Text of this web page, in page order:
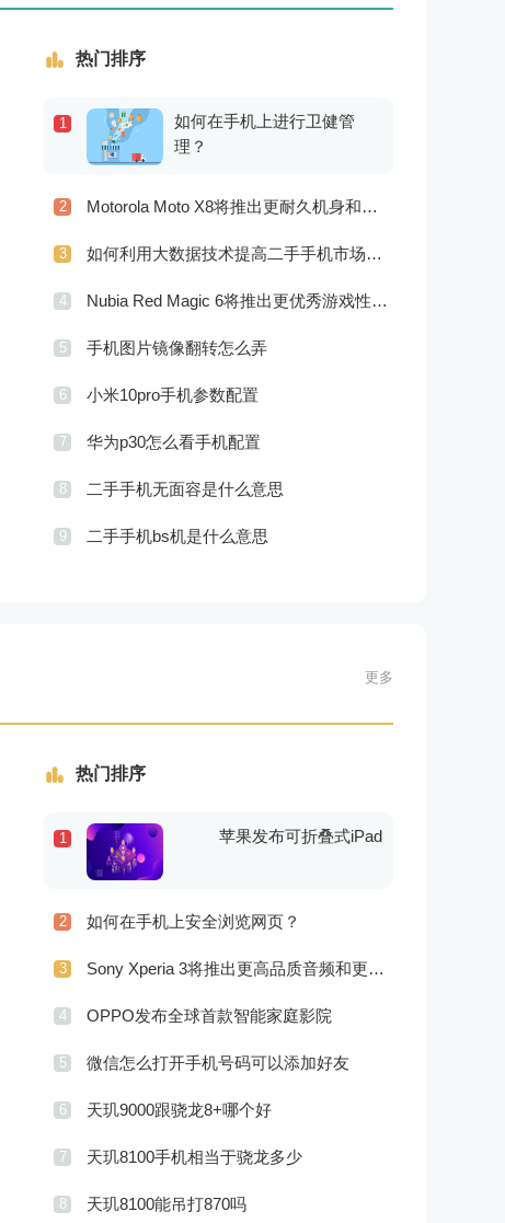
热门排序
1
如何在手机上进行卫健管
理？
2 Motorola Moto X8将推出更耐久机身和更优良音频效果
3 如何利用大数据技术提高二手手机市场的销售效率？
4 Nubia Red Magic 6将推出更优秀游戏性能 更美观的外观设计
5 手机图片镜像翻转怎么弄
6 小米10pro手机参数配置
7 华为p30怎么看手机配置
8 二手手机无面容是什么意思
9 二手手机bs机是什么意思
更多
热门排序
1 苹果发布可折叠式iPad
2 如何在手机上安全浏览网页？
3 Sony Xperia 3将推出更高品质音频和更优秀摄像技术
4 OPPO发布全球首款智能家庭影院
5 微信怎么打开手机号码可以添加好友
6 天玑9000跟骁龙8+哪个好
7 天玑8100手机相当于骁龙多少
8 天玑8100能吊打870吗